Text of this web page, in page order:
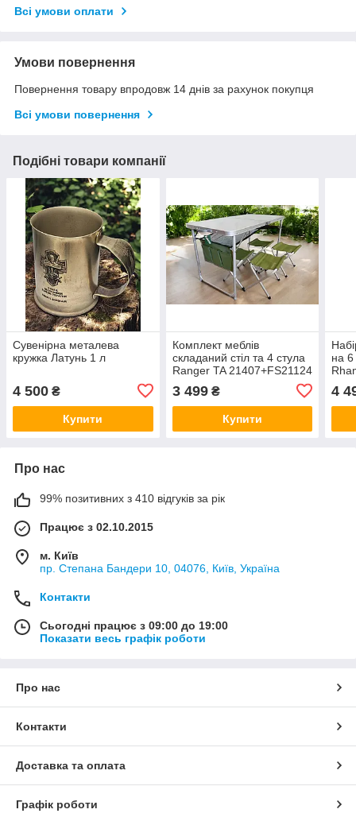
Всі умови оплати
Умови повернення
Повернення товару впродовж 14 днів за рахунок покупця
Всі умови повернення
Подібні товари компанії
Сувенірна металева
кружка Латунь 1 л
4 500 ₴
Купити
Комплект меблів
складаний стіл та 4 стула
Ranger TA 21407+FS21124
3 499₴
Купити
на
4
Про нас
99% позитивних з 410 відгуків за рік
Працює з 02.10.2015
м. Київ
пр. Степана Бандери 10, 04076, Київ, Україна
Контакти
Сьогодні працює з 09:00 до 19:00
Показати весь графік роботи
Про нас
Контакти
Доставка та оплата
Графік роботи